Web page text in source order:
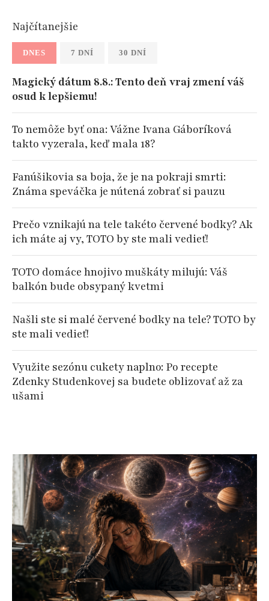
Najčítanejšie
DNES 7 DNÍ 30 DNÍ
Magický dátum 8.8.: Tento deň vraj zmení váš
osud k lepšiemu!
To nemôže byť ona: Vážne Ivana Gáboríková
takto vyzerala, keď mala 18?
Fanúšikovia sa boja, že je na pokraji smrti:
Známa speváčka je nútená zobrať si pauzu
Prečo vznikajú na tele takéto červené bodky? Ak
ich máte aj vy, TOTO by ste mali vedieť!
TOTO domáce hnojivo muškáty milujú: Váš
balkón bude obsypaný kvetmi
Našli ste si malé červené bodky na tele? TOTO by
ste mali vedieť!
Využite sezónu cukety naplno: Po recepte
Zdenky Studenkovej sa budete oblizovať až za
ušami